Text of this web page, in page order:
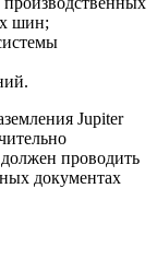
шин;
Jupiter
должен проводить
документах